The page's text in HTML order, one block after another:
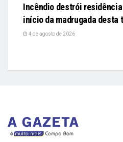
Incêndio destrói
início da madrugada desta
4 de agosto de 2026